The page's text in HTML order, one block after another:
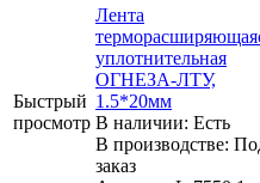
Быстрый
просмотр
Лента
уплотнительная
ОГНЕЗА-ЛТУ,
1.5*20мм
В наличии: Eсть
В производстве:
заказ